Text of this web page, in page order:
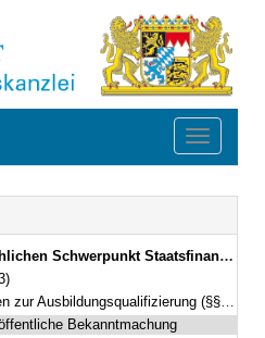
Toggle
– FachV-StF) Vom 15. November 2011 (GVBl. S. 579) BayRS 2038-3-5-6-F (§§ 1–61)
Ausbildungsqualifizierung (§§ 44–48)
Bekanntmachung